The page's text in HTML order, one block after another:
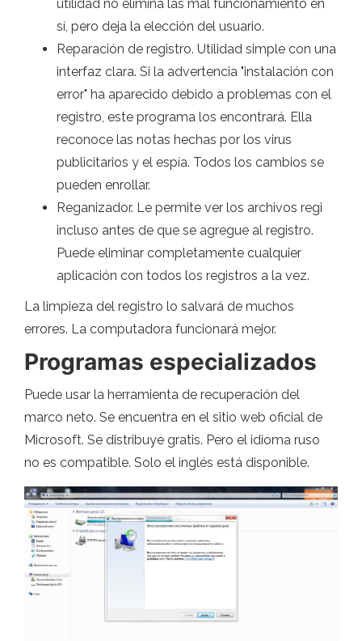
utilidad no elimina las mal funcionamiento en
sí, pero deja la elección del usuario.
Reparación de registro. Utilidad simple con una
interfaz clara. Si la advertencia "instalación con
error" ha aparecido debido a problemas con el
registro, este programa los encontrará. Ella
reconoce las notas hechas por los virus
publicitarios y el espía. Todos los cambios se
pueden enrollar.
Reganizador. Le permite ver los archivos regi
incluso antes de que se agregue al registro.
Puede eliminar completamente cualquier
aplicación con todos los registros a la vez.
La limpieza del registro lo salvará de muchos
errores. La computadora funcionará mejor.
Programas especializados
Puede usar la herramienta de recuperación del
marco neto. Se encuentra en el sitio web oficial de
Microsoft. Se distribuye gratis. Pero el idioma ruso
no es compatible. Solo el inglés está disponible.